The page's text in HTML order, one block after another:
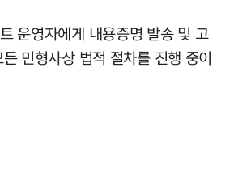
운영자에게 내용증명 발송 및 고
민형사상 법적 절차를 진행 중이